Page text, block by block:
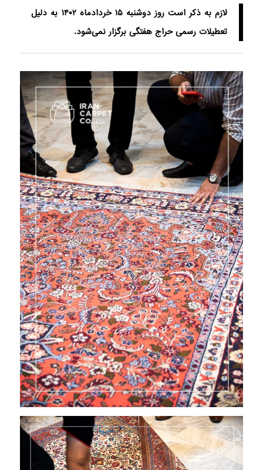
لازم به ذکر است روز دوشنبه ۱۵ خردادماه ۱۴۰۲ به دلیل
تعطیلات رسمی حراج هفتگی برگزار نمی‌شود.